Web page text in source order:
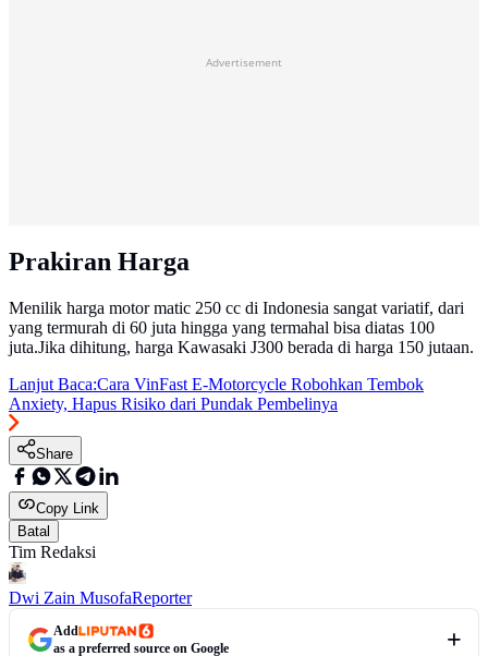
Advertisement
Prakiran Harga
Menilik harga motor matic 250 cc di Indonesia sangat variatif, dari
yang termurah di 60 juta hingga yang termahal bisa diatas 100
juta.Jika dihitung, harga Kawasaki J300 berada di harga 150 jutaan.
Lanjut Baca:Cara VinFast E-Motorcycle Robohkan Tembok
Anxiety, Hapus Risiko dari Pundak Pembelinya
Share
Copy Link
Batal
Tim Redaksi
Dwi Zain MusofaReporter
Add
as a preferred source on Google